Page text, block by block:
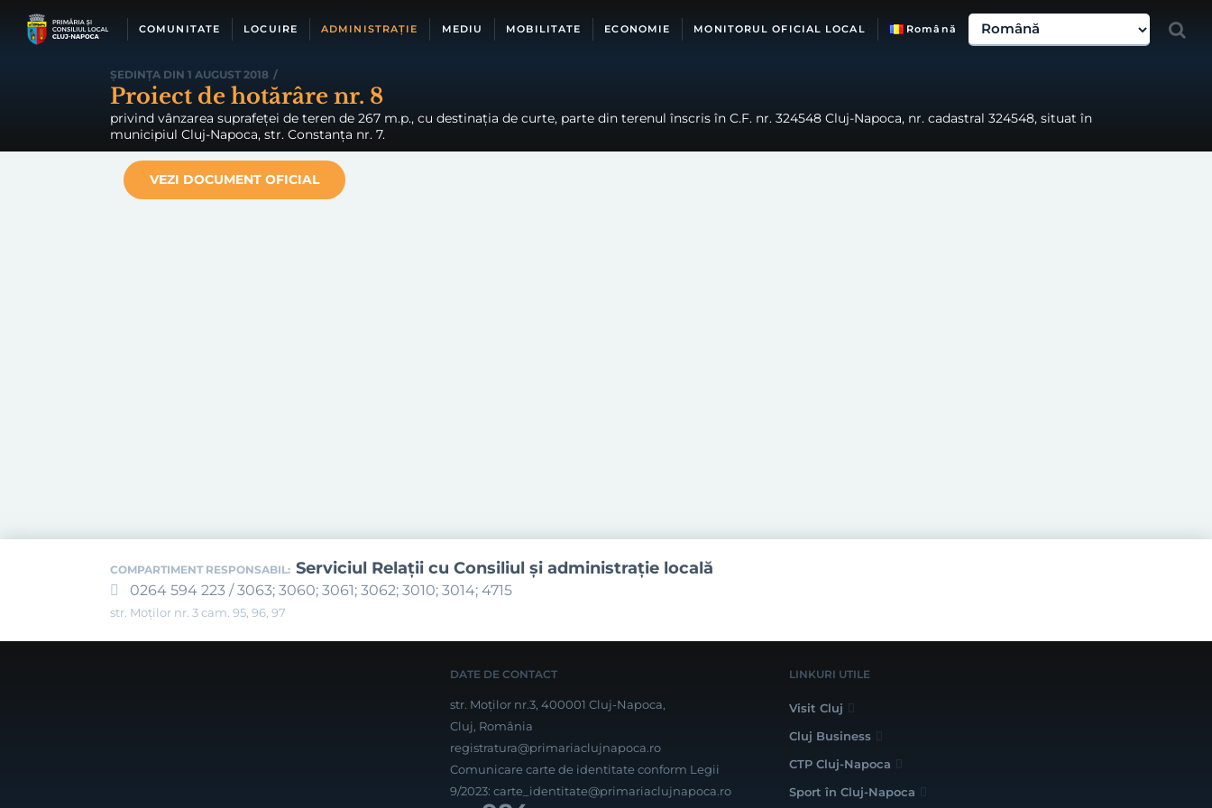
COMUNITATE LOCUIRE ADMINISTRAȚIE MEDIU MOBILITATE ECONOMIE MONITORUL OFICIAL LOCAL Română
ȘEDINȚA DIN 1 AUGUST 2018 /
Proiect de hotărâre nr. 8
privind vânzarea suprafeței de teren de 267 m.p., cu destinația de curte, parte din terenul înscris în C.F. nr. 324548 Cluj-Napoca, nr. cadastral 324548, situat în
municipiul Cluj-Napoca, str. Constanța nr. 7.
VEZI DOCUMENT OFICIAL
COMPARTIMENT RESPONSABIL: Serviciul Relaţii cu Consiliul şi administraţie locală
0264 594 223 / 3063; 3060; 3061; 3062; 3010; 3014; 4715
str. Moților nr. 3 cam. 95, 96, 97
DATE DE CONTACT
str. Moților nr.3, 400001 Cluj-Napoca,
Cluj, România
registratura@primariaclujnapoca.ro
Comunicare carte de identitate conform Legii
9/2023: carte_identitate@primariaclujnapoca.ro
LINKURI UTILE
Visit Cluj
Cluj Business
CTP Cluj-Napoca
Sport în Cluj-Napoca